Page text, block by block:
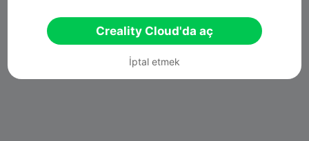
Creality Cloud'da aç
İptal etmek